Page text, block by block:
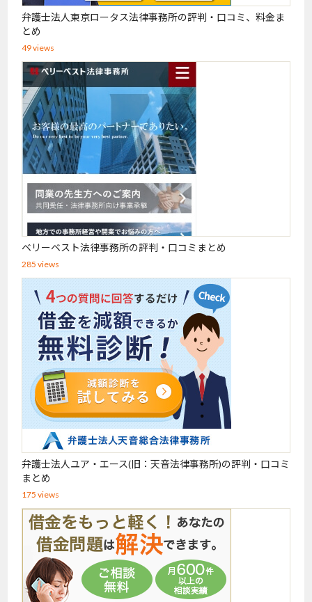
弁護士法人東京ロータス法律事務所の評判・口コミ、料金ま
とめ
49 views
ベリーベスト法律事務所の評判・口コミまとめ
285 views
弁護士法人ユア・エース(旧：天音法律事務所)の評判・口コミ
まとめ
175 views